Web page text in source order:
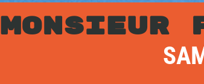
MONSIEUR